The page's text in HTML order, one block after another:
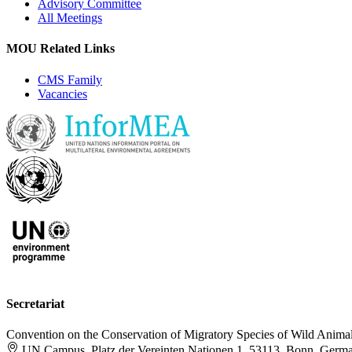
Advisory Committee
All Meetings
MOU Related Links
CMS Family
Vacancies
Secretariat
Convention on the Conservation of Migratory Species of Wild